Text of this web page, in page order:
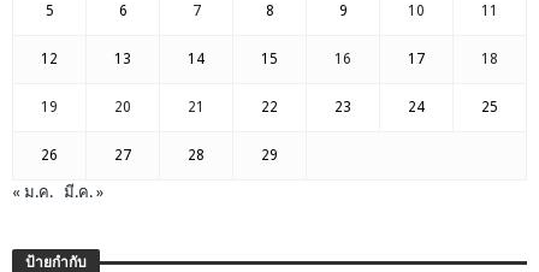
5 6 7 8 9 10 11
12 13 14 15 16 17 18
19 20 21 22 23 24 25
26 27 28 29
« ม.ค. มี.ค. »
ป้ายกำกับ